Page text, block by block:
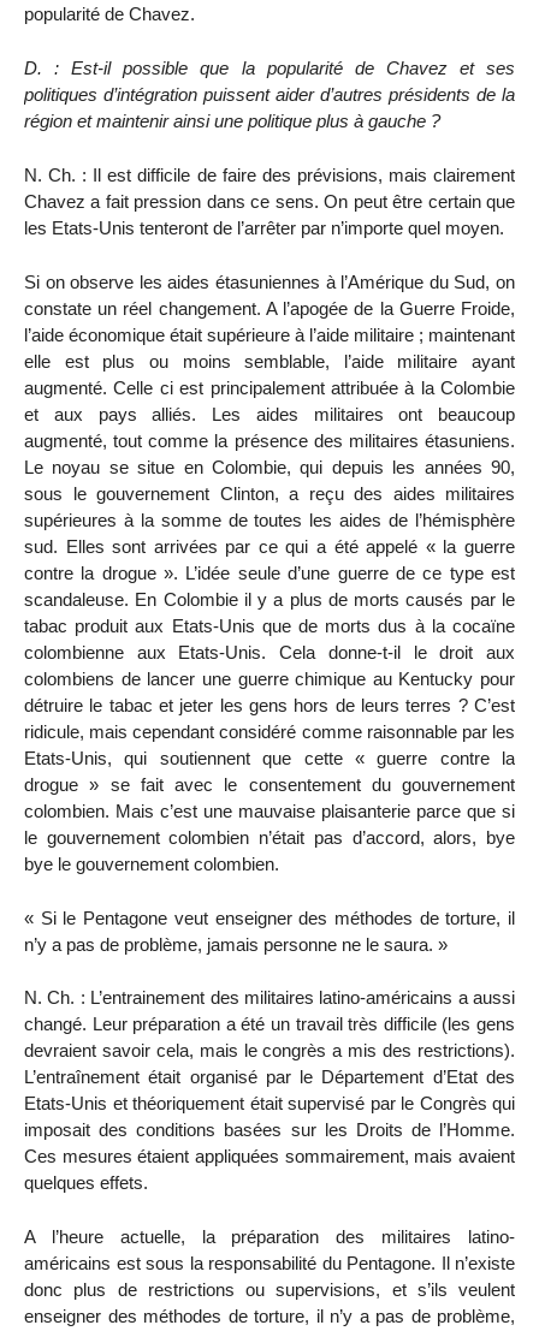
popularité de Chavez.
D. : Est-il possible que la popularité de Chavez et ses
politiques d’intégration puissent aider d’autres présidents de la
région et maintenir ainsi une politique plus à gauche ?
N. Ch. : Il est difficile de faire des prévisions, mais clairement
Chavez a fait pression dans ce sens. On peut être certain que
les Etats-Unis tenteront de l’arrêter par n’importe quel moyen.
Si on observe les aides étasuniennes à l’Amérique du Sud, on
constate un réel changement. A l’apogée de la Guerre Froide,
l’aide économique était supérieure à l’aide militaire ; maintenant
elle est plus ou moins semblable, l’aide militaire ayant
augmenté. Celle ci est principalement attribuée à la Colombie
et aux pays alliés. Les aides militaires ont beaucoup
augmenté, tout comme la présence des militaires étasuniens.
Le noyau se situe en Colombie, qui depuis les années 90,
sous le gouvernement Clinton, a reçu des aides militaires
supérieures à la somme de toutes les aides de l’hémisphère
sud. Elles sont arrivées par ce qui a été appelé « la guerre
contre la drogue ». L’idée seule d’une guerre de ce type est
scandaleuse. En Colombie il y a plus de morts causés par le
tabac produit aux Etats-Unis que de morts dus à la cocaïne
colombienne aux Etats-Unis. Cela donne-t-il le droit aux
colombiens de lancer une guerre chimique au Kentucky pour
détruire le tabac et jeter les gens hors de leurs terres ? C’est
ridicule, mais cependant considéré comme raisonnable par les
Etats-Unis, qui soutiennent que cette « guerre contre la
drogue » se fait avec le consentement du gouvernement
colombien. Mais c’est une mauvaise plaisanterie parce que si
le gouvernement colombien n’était pas d’accord, alors, bye
bye le gouvernement colombien.
« Si le Pentagone veut enseigner des méthodes de torture, il
n’y a pas de problème, jamais personne ne le saura. »
N. Ch. : L’entrainement des militaires latino-américains a aussi
changé. Leur préparation a été un travail très difficile (les gens
devraient savoir cela, mais le congrès a mis des restrictions).
L’entraînement était organisé par le Département d’Etat des
Etats-Unis et théoriquement était supervisé par le Congrès qui
imposait des conditions basées sur les Droits de l’Homme.
Ces mesures étaient appliquées sommairement, mais avaient
quelques effets.
A l’heure actuelle, la préparation des militaires latino-
américains est sous la responsabilité du Pentagone. Il n’existe
donc plus de restrictions ou supervisions, et s’ils veulent
enseigner des méthodes de torture, il n’y a pas de problème,